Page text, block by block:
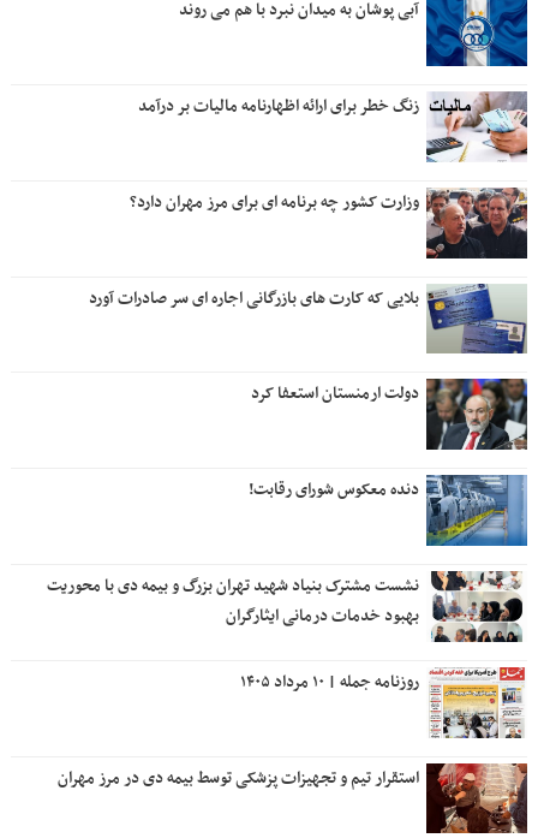
آبی پوشان به میدان نبرد با هم می روند
زنگ خطر برای ارائه اظهارنامه مالیات بر درآمد
وزارت کشور چه برنامه ای برای مرز مهران دارد؟
بلایی که کارت های بازرگانی اجاره ای سر صادرات آورد
دولت ارمنستان استعفا کرد
دنده معکوس شورای رقابت!
نشست مشترک بنیاد شهید تهران بزرگ و بیمه دی با محوریت
بهبود خدمات درمانی ایثارگران
روزنامه جمله | ۱۰ مرداد ۱۴۰۵
استقرار تیم و تجهیزات پزشکی توسط بیمه دی در مرز مهران